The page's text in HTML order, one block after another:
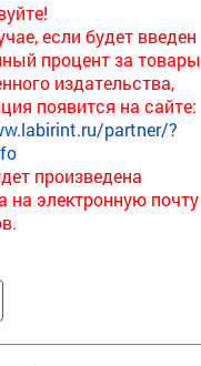
если будет введен
процент за товары
издательства,
появится на сайте:
partner/?
произведена
на электронную почту